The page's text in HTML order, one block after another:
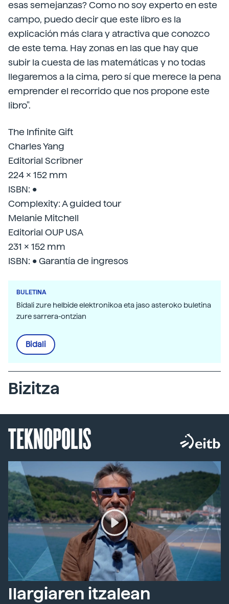
esas semejanzas? Como no soy experto en este
campo, puedo decir que este libro es la
explicación más clara y atractiva que conozco
de este tema. Hay zonas en las que hay que
subir la cuesta de las matemáticas y no todas
llegaremos a la cima, pero sí que merece la pena
emprender el recorrido que nos propone este
libro".
The Infinite Gift
Charles Yang
Editorial Scribner
224 x 152 mm
ISBN: •
Complexity: A guided tour
Melanie Mitchell
Editorial OUP USA
231 x 152 mm
ISBN: • Garantía de ingresos
BULETINA
Bidali zure helbide elektronikoa eta jaso asteroko buletina
zure sarrera-ontzian
Bidali
Bizitza
TEKNOPOLIS
Ilargiaren itzalean